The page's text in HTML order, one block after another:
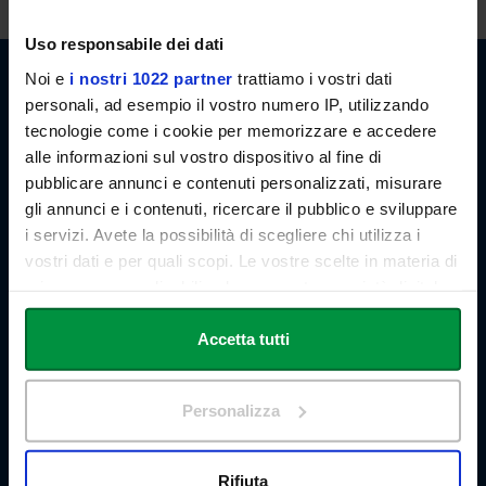
Uso responsabile dei dati
Noi e i nostri 1022 partner trattiamo i vostri dati
personali, ad esempio il vostro numero IP, utilizzando
tecnologie come i cookie per memorizzare e accedere
alle informazioni sul vostro dispositivo al fine di
pubblicare annunci e contenuti personalizzati, misurare
gli annunci e i contenuti, ricercare il pubblico e sviluppare
i servizi. Avete la possibilità di scegliere chi utilizza i
vostri dati e per quali scopi. Le vostre scelte in materia di
in cui avete effettuato le vostre scelte. È possibile
modificare o revocare il proprio consenso in qualsiasi
momento dalla Dichiarazione sui cookie o facendo clic
Con il tuo consenso, vorremmo anche:
raccogliere informazioni sulla tua posizione
Accetta tutti
Personalizza
Rifiuta
Link Campus University
Via del Casale di San Pio V, 44
00165 Roma - Italia
P. IVA: 11933781004
Email:info@unilink.it
Tel:+39 06 3400 6000
Email Orientamento:
orientamento@unilink.it
SHORTCUTS
The Branches
Statute and Regulations
Tender Announcements and Competitions